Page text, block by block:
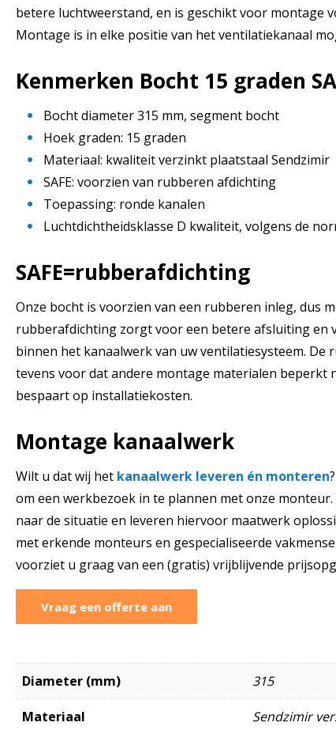
betere luchtweerstand, en is geschikt voor montage
Montage is in elke positie van het ventilatiekanaal
Kenmerken Bocht 15 graden
Bocht diameter 315 mm, segment bocht
Hoek graden: 15 graden
Materiaal: kwaliteit verzinkt plaatstaal Sendzimir
SAFE: voorzien van rubberen afdichting
Toepassing: ronde kanalen
Luchtdichtheidsklasse D kwaliteit, volgens de
SAFE=rubberafdichting
Onze bocht is voorzien van een rubberen inleg, dus
rubberafdichting zorgt voor een betere afsluiting en
binnen het kanaalwerk van uw ventilatiesysteem.
tevens voor dat andere montage materialen beperkt
bespaart op installatiekosten.
Montage kanaalwerk
Wilt u dat wij het kanaalwerk leveren én monteren
om een werkbezoek in te plannen met onze
naar de situatie en leveren hiervoor maatwerk
met erkende monteurs en gespecialiseerde
voorziet u graag van een (gratis) vrijblijvende
Vraag een offerte aan
Diameter (mm) 315
Materiaal Sendzimir